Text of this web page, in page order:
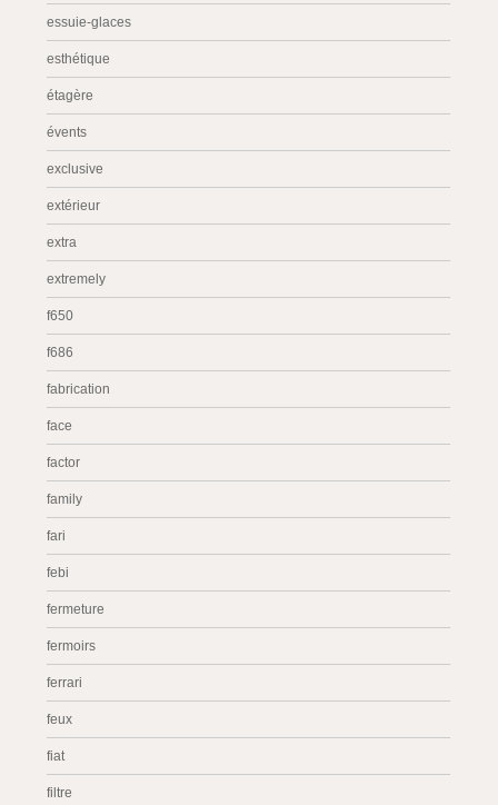
essuie-glaces
esthétique
étagère
évents
exclusive
extérieur
extra
extremely
f650
f686
fabrication
face
factor
family
fari
febi
fermeture
fermoirs
ferrari
feux
fiat
filtre